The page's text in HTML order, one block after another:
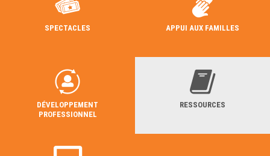
SPECTACLES APPUI AUX FAMILLES
DÉVELOPPEMENT
PROFESSIONNEL
RESSOURCES